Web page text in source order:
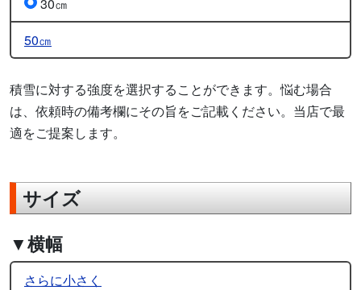
積雪に対する強度を選択することができます。悩む場合
は、依頼時の備考欄にその旨をご記載ください。当店で最
適をご提案します。
30㎝
50㎝
サイズ
▼横幅
さらに小さく